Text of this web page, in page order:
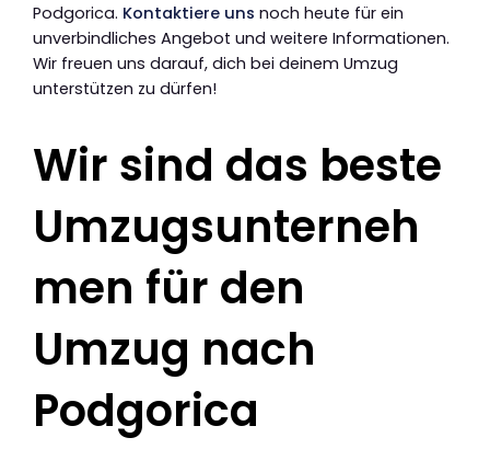
Podgorica. Kontaktiere uns noch heute für ein
unverbindliches Angebot und weitere Informationen.
Wir freuen uns darauf, dich bei deinem Umzug
unterstützen zu dürfen!
Wir sind das beste
Umzugsunterneh
men für den
Umzug nach
Podgorica